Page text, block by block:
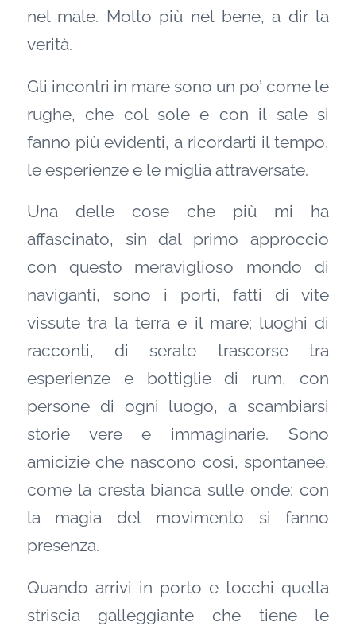
nel male. Molto più nel bene, a dir la
verità.
Gli incontri in mare sono un po’ come le
rughe, che col sole e con il sale si
fanno più evidenti, a ricordarti il tempo,
le esperienze e le miglia attraversate.
Una delle cose che più mi ha
affascinato, sin dal primo approccio
con questo meraviglioso mondo di
naviganti, sono i porti, fatti di vite
vissute tra la terra e il mare; luoghi di
racconti, di serate trascorse tra
esperienze e bottiglie di rum, con
persone di ogni luogo, a scambiarsi
storie vere e immaginarie. Sono
amicizie che nascono così, spontanee,
come la cresta bianca sulle onde: con
la magia del movimento si fanno
presenza.
Quando arrivi in porto e tocchi quella
striscia galleggiante che tiene le